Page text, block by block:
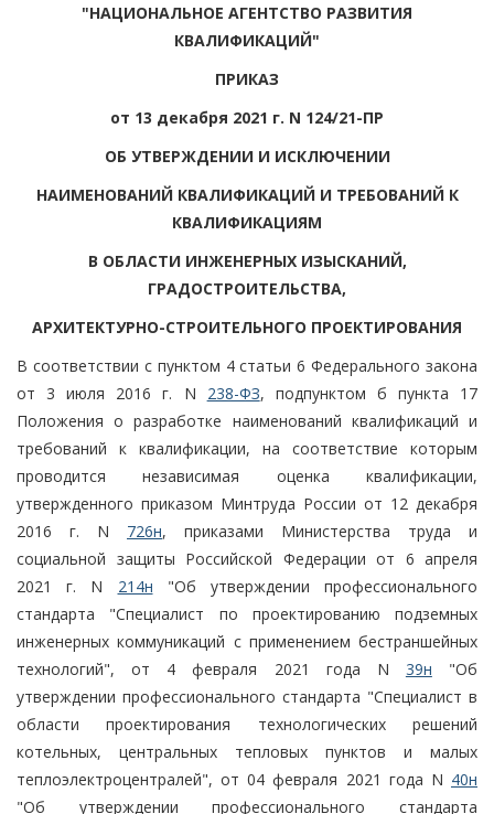
"НАЦИОНАЛЬНОЕ АГЕНТСТВО РАЗВИТИЯ
КВАЛИФИКАЦИЙ"
ПРИКАЗ
от 13 декабря 2021 г. N 124/21-ПР
ОБ УТВЕРЖДЕНИИ И ИСКЛЮЧЕНИИ
НАИМЕНОВАНИЙ КВАЛИФИКАЦИЙ И ТРЕБОВАНИЙ К
КВАЛИФИКАЦИЯМ
В ОБЛАСТИ ИНЖЕНЕРНЫХ ИЗЫСКАНИЙ,
ГРАДОСТРОИТЕЛЬСТВА,
АРХИТЕКТУРНО-СТРОИТЕЛЬНОГО ПРОЕКТИРОВАНИЯ
В соответствии с пунктом 4 статьи 6 Федерального закона
от 3 июля 2016 г. N 238-ФЗ, подпунктом б пункта 17
Положения о разработке наименований квалификаций и
требований к квалификации, на соответствие которым
проводится независимая оценка квалификации,
утвержденного приказом Минтруда России от 12 декабря
2016 г. N 726н, приказами Министерства труда и
социальной защиты Российской Федерации от 6 апреля
2021 г. N 214н "Об утверждении профессионального
стандарта "Специалист по проектированию подземных
инженерных коммуникаций с применением бестраншейных
технологий", от 4 февраля 2021 года N 39н "Об
утверждении профессионального стандарта "Специалист в
области проектирования технологических решений
котельных, центральных тепловых пунктов и малых
теплоэлектроцентралей", от 04 февраля 2021 года N 40н
"Об утверждении профессионального стандарта